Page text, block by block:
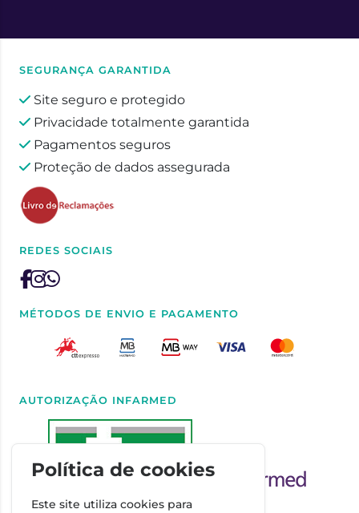
SEGURANÇA GARANTIDA
Site seguro e protegido
Privacidade totalmente garantida
Pagamentos seguros
Proteção de dados assegurada
REDES SOCIAIS
MÉTODOS DE ENVIO E PAGAMENTO
AUTORIZAÇÃO INFARMED
Política de cookies
Este site utiliza cookies para